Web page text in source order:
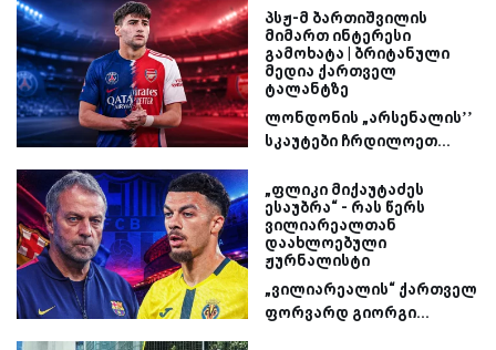
პსჟ-მ ბართიშვილის
მიმართ ინტერესი
გამოხატა | ბრიტანული
მედია ქართველ
ტალანტზე
ლონდონის „არსენალის’’
სკაუტები ჩრდილოეთ...
„ფლიკი მიქაუტაძეს
ესაუბრა“ - რას წერს
ვილიარეალთან
დაახლოებული
ჟურნალისტი
„ვილიარეალის“ ქართველ
ფორვარდ გიორგი...